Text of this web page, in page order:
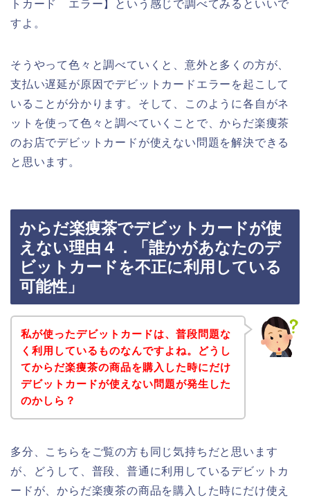
トカード エラー】という感じで調べてみるといいで
すよ。
そうやって色々と調べていくと、意外と多くの方が、
支払い遅延が原因でデビットカードエラーを起こして
いることが分かります。そして、このように各自がネ
ットを使って色々と調べていくことで、からだ楽痩茶
のお店でデビットカードが使えない問題を解決できる
と思います。
からだ楽痩茶でデビットカードが使
えない理由４．「誰かがあなたのデ
ビットカードを不正に利用している
可能性」
私が使ったデビットカードは、普段問題な
く利用しているものなんですよね。どうし
てからだ楽痩茶の商品を購入した時にだけ
デビットカードが使えない問題が発生した
のかしら？
多分、こちらをご覧の方も同じ気持ちだと思います
が、どうして、普段、普通に利用しているデビットカ
ードが、からだ楽痩茶の商品を購入した時にだけ使え